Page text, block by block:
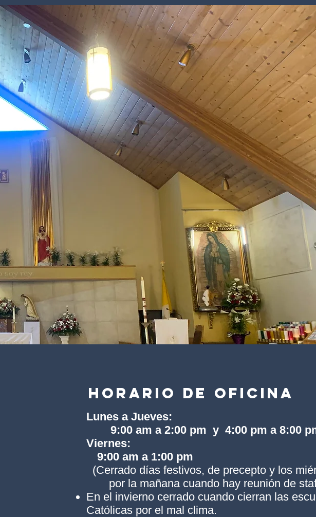
Horario de oficina
Lunes a Jueves:
9:00 am a 2:00 pm y 4:00 pm a 8:00
Viernes:
9:00 am a 1:00 pm
(Cerrado días festivos, de precepto y los
por la mañana cuando hay reunión de
En el invierno cerrado cuando cierran las
Católicas por el mal clima.